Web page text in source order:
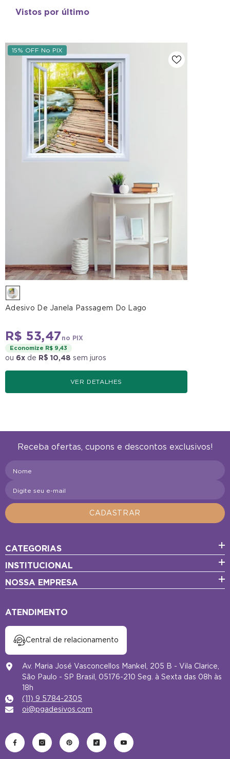
Vistos por último
15% OFF No PIX
Adesivo De Janela Passagem Do Lago
R$ 53,47
Economize R$ 9,43
6x de R$ 10,48 sem juros
Receba ofertas, cupons e descontos exclusivos!
CADASTRAR
CATEGORIAS
INSTITUCIONAL
NOSSA EMPRESA
ATENDIMENTO
Central de relacionamento
Av. Maria José Vasconcellos Mankel, 205 B - Vila Clarice,
São Paulo - SP Brasil, 05176-210 Seg. à Sexta das 08h às
18h
(11) 9 5784-2305
oi@pgadesivos.com